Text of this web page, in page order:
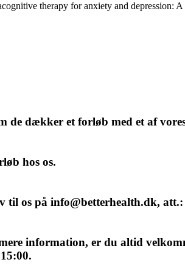
therapy for anxiety and depression:
de dækker et forløb med et af
hos os.
til os på info@betterhealth.dk, att.:
information, er du altid